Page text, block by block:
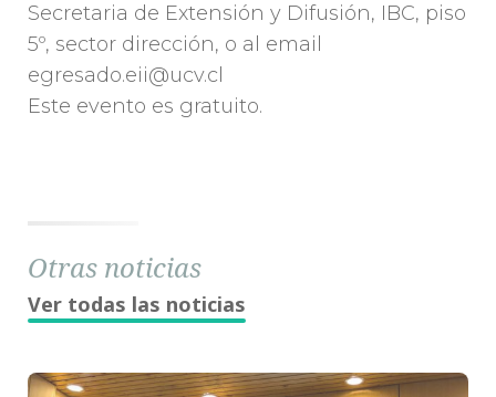
Secretaria de Extensión y Difusión, IBC, piso
5º, sector dirección, o al email
egresado.eii@ucv.cl
Este evento es gratuito.
Otras noticias
Ver todas las noticias